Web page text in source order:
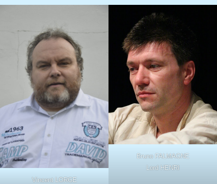
Vincent LORGE
Bruno FALMAGNE
Lord HENRI